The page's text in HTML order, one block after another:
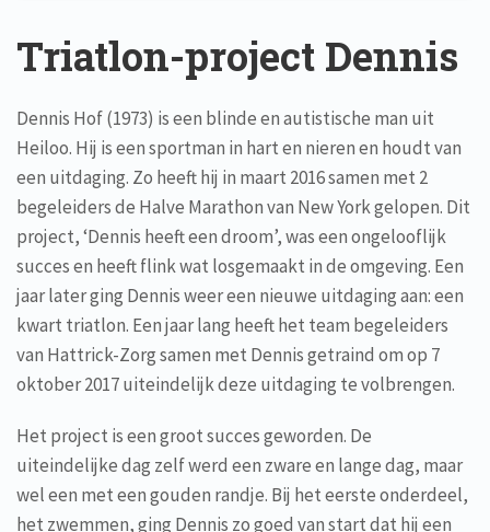
Triatlon-project Dennis
Dennis Hof (1973) is een blinde en autistische man uit
Heiloo. Hij is een sportman in hart en nieren en houdt van
een uitdaging. Zo heeft hij in maart 2016 samen met 2
begeleiders de Halve Marathon van New York gelopen. Dit
project, ‘Dennis heeft een droom’, was een ongelooflijk
succes en heeft flink wat losgemaakt in de omgeving. Een
jaar later ging Dennis weer een nieuwe uitdaging aan: een
kwart triatlon. Een jaar lang heeft het team begeleiders
van Hattrick-Zorg samen met Dennis getraind om op 7
oktober 2017 uiteindelijk deze uitdaging te volbrengen.
Het project is een groot succes geworden. De
uiteindelijke dag zelf werd een zware en lange dag, maar
wel een met een gouden randje. Bij het eerste onderdeel,
het zwemmen, ging Dennis zo goed van start dat hij een